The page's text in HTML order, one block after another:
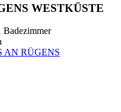
WESTKÜSTE
Badezimmer
AN RÜGENS